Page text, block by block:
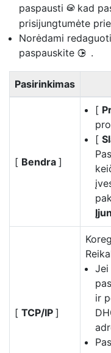
paspausti J kad
prisijungtumėte
Norėdami
paspauskite 2 .
Pasirinkimas
[ Bendra ]
[
[
[ TCP/IP ]
ir